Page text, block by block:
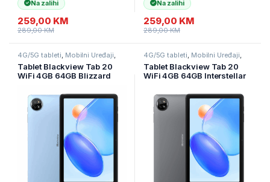
Na zalihi
259,00 KM
289,00KM
Na zalihi
259,00 KM
289,00KM
4G/5G tableti, Mobilni Uređaji,
Tablet Blackview Tab 20
WiFi 4GB 64GB Blizzard
4G/5G tableti, Mobilni Uređaji,
Tablet Blackview Tab 20
WiFi 4GB 64GB Interstellar